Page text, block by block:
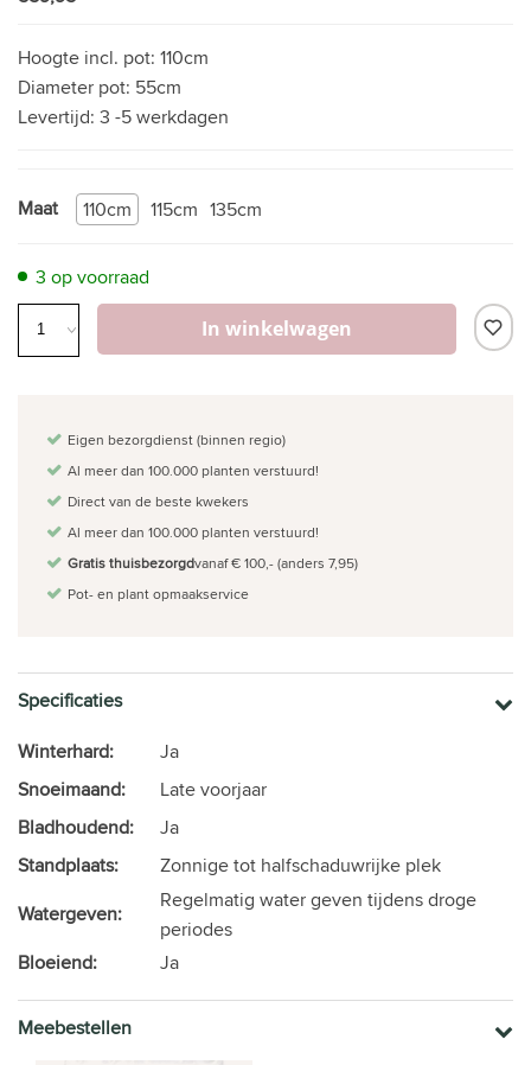
Hoogte incl. pot: 110cm
Diameter pot: 55cm
Levertijd: 3 -5 werkdagen
Maat 110cm 115cm 135cm
3 op voorraad
In winkelwagen
Eigen bezorgdienst (binnen regio)
Al meer dan 100.000 planten verstuurd!
Direct van de beste kwekers
Al meer dan 100.000 planten verstuurd!
Gratis thuisbezorgdvanaf € 100,- (anders 7,95)
Pot- en plant opmaakservice
Specificaties
Winterhard:
Ja
Snoeimaand:
Late voorjaar
Bladhoudend:
Ja
Standplaats:
Zonnige tot halfschaduwrijke plek
Watergeven:
Regelmatig water geven tijdens droge
periodes
Bloeiend:
Ja
Meebestellen